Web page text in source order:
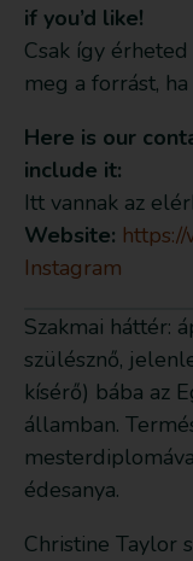
if you’d like!
Csak így
meg a forrást,
Here is our
include it:
Itt vannak az
Website:
Instagram
Szakmai háttér:
szülésznő,
kísérő) bába az
államban.
édesanya.
Christine Taylor